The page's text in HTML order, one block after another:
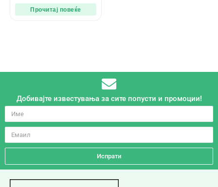
Прочитај повеќе
Добивајте известувања за сите попусти и промоции!
Испрати